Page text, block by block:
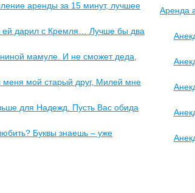
аренды за 15 минут, лучшее
Аренда
ей дарил с Кремля… Лучше бы два
мамуле. И не сможет деда,
меня мой старый друг, Милей мне
для Надежд. Пусть Вас обида
Буквы знаешь – уже